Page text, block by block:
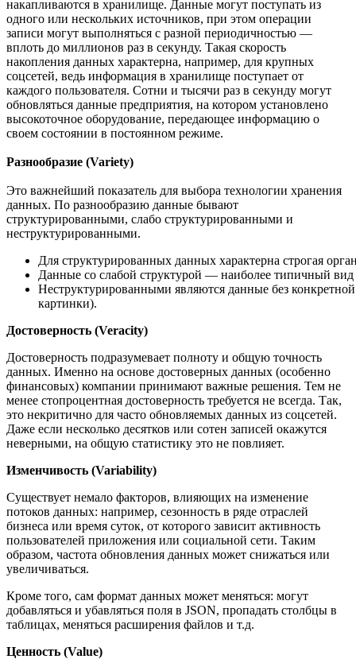
накапливаются в хранилище. Данные могут поступать из
одного или нескольких источников, при этом операции
записи могут выполняться с разной периодичностью —
вплоть до миллионов раз в секунду. Такая скорость
накопления данных характерна, например, для крупных
соцсетей, ведь информация в хранилище поступает от
каждого пользователя. Сотни и тысячи раз в секунду могут
обновляться данные предприятия, на котором установлено
высокоточное оборудование, передающее информацию о
своем состоянии в постоянном режиме.
Разнообразие (Variety)
Это важнейший показатель для выбора технологии хранения
данных. По разнообразию данные бывают
структурированными, слабо структурированными и
неструктурированными.
Для структурированных данных характерна строгая
Данные со слабой структурой — наиболее типичный
Неструктурированными являются данные без
картинки).
Достоверность (Veracity)
Достоверность подразумевает полноту и общую точность
данных. Именно на основе достоверных данных (особенно
финансовых) компании принимают важные решения. Тем не
менее стопроцентная достоверность требуется не всегда. Так,
это некритично для часто обновляемых данных из соцсетей.
Даже если несколько десятков или сотен записей окажутся
неверными, на общую статистику это не повлияет.
Изменчивость (Variability)
Существует немало факторов, влияющих на изменение
потоков данных: например, сезонность в ряде отраслей
бизнеса или время суток, от которого зависит активность
пользователей приложения или социальной сети. Таким
образом, частота обновления данных может снижаться или
увеличиваться.
Кроме того, сам формат данных может меняться: могут
добавляться и убавляться поля в JSON, пропадать столбцы в
таблицах, меняться расширения файлов и т.д.
Ценность (Value)